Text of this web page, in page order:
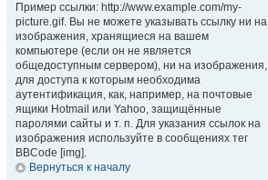
Пример ссылки: http://www.example.com/my-
picture.gif. Вы не можете указывать ссылку ни на
изображения, хранящиеся на вашем
компьютере (если он не является
общедоступным сервером), ни на изображения,
для доступа к которым необходима
аутентификация, как, например, на почтовые
ящики Hotmail или Yahoo, защищённые
паролями сайты и т. п. Для указания ссылок на
изображения используйте в сообщениях тег
BBCode [img].
Вернуться к началу